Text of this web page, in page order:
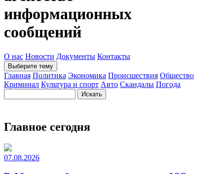
информационных
сообщений
О нас Новости Документы Контакты
Выберите тему
Главная Политика Экономика Происшествия Общество
Криминал Культура и спорт Авто Скандалы Погода
Главное сегодня
07.08.2026